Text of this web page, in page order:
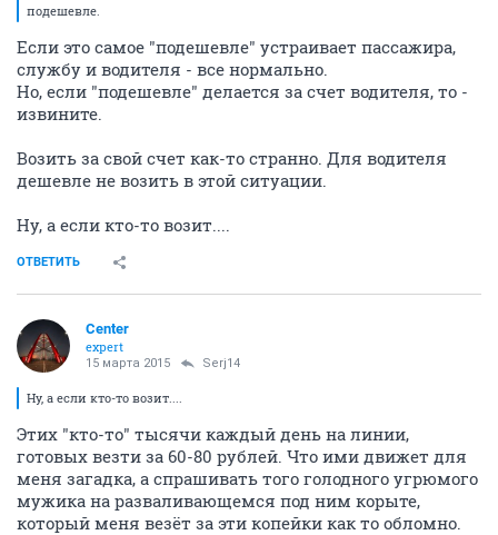
подешевле.
Если это самое "подешевле" устраивает пассажира,
службу и водителя - все нормально.
Но, если "подешевле" делается за счет водителя, то -
извините.
Возить за свой счет как-то странно. Для водителя
дешевле не возить в этой ситуации.
Ну, а если кто-то возит....
ОТВЕТИТЬ
Center
expert
15 марта 2015 Serj14
Ну, а если кто-то возит....
Этих "кто-то" тысячи каждый день на линии,
готовых везти за 60-80 рублей. Что ими движет для
меня загадка, а спрашивать того голодного угрюмого
мужика на разваливающемся под ним корыте,
который меня везёт за эти копейки как то обломно.